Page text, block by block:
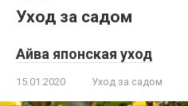
Уход за садом
Айва японская уход
15.01.2020 Уход за садом